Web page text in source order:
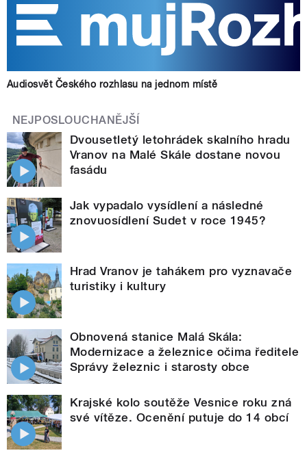
Audiosvět Českého rozhlasu na jednom místě
NEJPOSLOUCHANĚJŠÍ
Dvousetletý letohrádek skalního hradu
Vranov na Malé Skále dostane novou
fasádu
Jak vypadalo vysídlení a následné
znovuosídlení Sudet v roce 1945?
Hrad Vranov je tahákem pro vyznavače
turistiky i kultury
Obnovená stanice Malá Skála:
Modernizace a železnice očima ředitele
Správy železnic i starosty obce
Krajské kolo soutěže Vesnice roku zná
své vítěze. Ocenění putuje do 14 obcí